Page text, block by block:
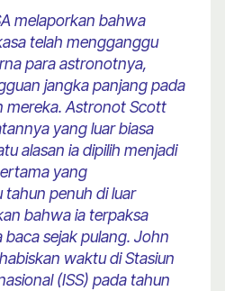
melaporkan bahwa
telah mengganggu
para astronotnya,
jangka panjang pada
mereka. Astronot Scott
yang luar biasa
alasan ia dipilih menjadi
yang
penuh di luar
bahwa ia terpaksa
sejak pulang. John
waktu di Stasiun
(ISS) pada tahun